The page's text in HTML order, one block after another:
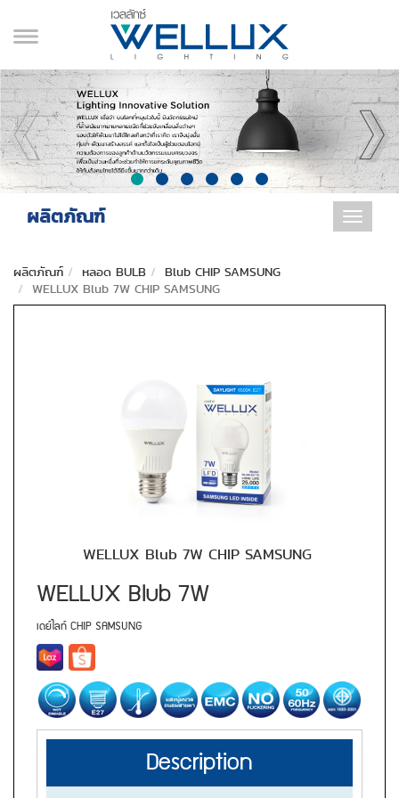
Toggle
ผลิตภัณฑ์
ผลิตภัณฑ์ หลอด BULB
Blub CHIP SAMSUNG
WELLUX Blub 7W CHIP SAMSUNG
WELLUX Blub 7W CHIP SAMSUNG
WELLUX Blub 7W
เดย์ไลท์ CHIP SAMSUNG
Description